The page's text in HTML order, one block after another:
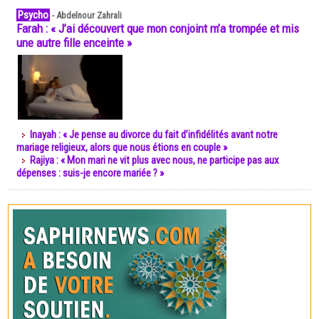
Psycho -Abdelnour Zahrali
Farah : « J’ai découvert que mon conjoint m’a trompée et mis
une autre fille enceinte »
Inayah : « Je pense au divorce du fait d’infidélités avant notre
mariage religieux, alors que nous étions en couple »
Rajiya : « Mon mari ne vit plus avec nous, ne participe pas aux
dépenses : suis-je encore mariée ? »